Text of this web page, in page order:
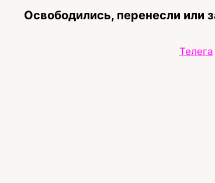
Освободились, перенесли или
Телега